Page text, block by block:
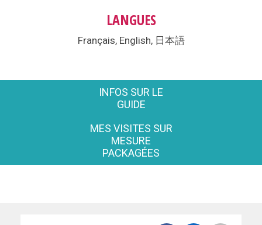
LANGUES
Français, English, 日本語
INFOS SUR LE
GUIDE
MES VISITES SUR
MESURE
PACKAGÉES